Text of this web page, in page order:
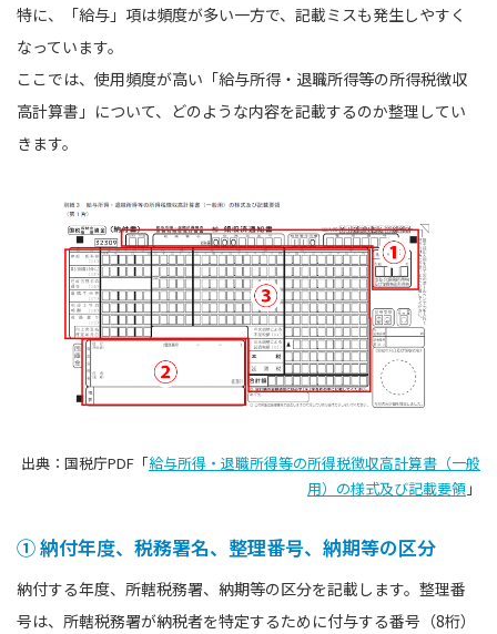
特に、「給与」項は頻度が多い一方で、記載ミスも発生しやすく
なっています。
ここでは、使用頻度が高い「給与所得・退職所得等の所得税徴収
高計算書」について、どのような内容を記載するのか整理してい
きます。
出典：国税庁PDF「給与所得・退職所得等の所得税徴収高計算書（一般
用）の様式及び記載要領 」
① 納付年度、税務署名、整理番号、納期等の区分
納付する年度、所轄税務署、納期等の区分を記載します。整理番
号は、所轄税務署が納税者を特定するために付与する番号（8桁）